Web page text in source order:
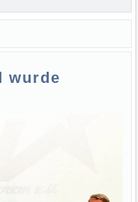
wurde